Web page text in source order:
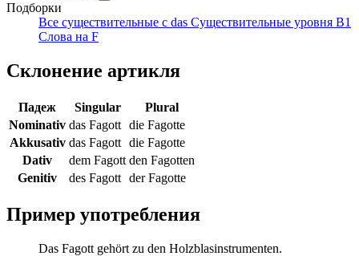
Подборки
Все существительные с das Существительные уровня B1
Слова на F
Склонение артикля
Падеж Singular
Plural
Nominativ das Fagott die Fagotte
Akkusativ das Fagott die Fagotte
Dativ
dem Fagott den Fagotten
Genitiv
des Fagott der Fagotte
Пример употребления
Das Fagott gehört zu den Holzblasinstrumenten.